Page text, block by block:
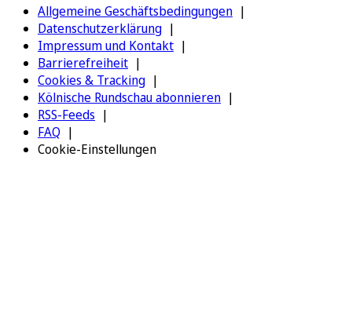
Allgemeine Geschäftsbedingungen
Datenschutzerklärung
Impressum und Kontakt
Barrierefreiheit
Cookies & Tracking
Kölnische Rundschau abonnieren
RSS-Feeds
FAQ
Cookie-Einstellungen